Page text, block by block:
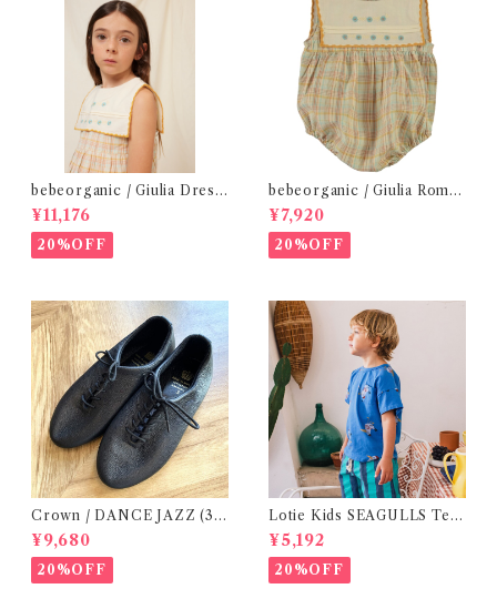
bebeorganic / Giulia Dress
Lagoon Check (2-6y)
¥11,176
20%OFF
bebeorganic / Giulia Romp
er Lagoon Check( 6・12ｍ)
¥7,920
20%OFF
Crown / DANCE JAZZ (3:2
2cm / 6:24-24,5 ) Black
¥9,680
20%OFF
Lotie Kids SEAGULLS Tee
(12m- 8Y)
¥5,192
20%OFF